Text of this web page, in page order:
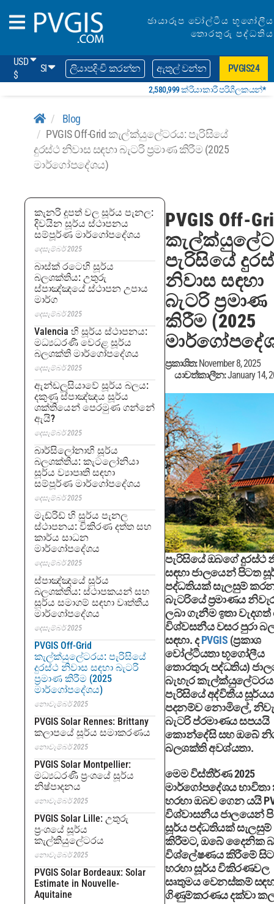
ඡායාරූප වෝල්ටීය භූගෝලීය
තොරතුරු පද්ධතිය
USD
$
SI ලියාපදිංචි කරන්න ඇතුල් වන්න PVGIS24
2,580,999 ක්රියාකාරී පරිශීලකයන්*
Blog
PVGIS Off-Grid කැල්ක්යුලේටරය: පැරිසියේ
දුරස්ථ නිවාස සඳහා බැටරි ප්‍රමාණ කිරීම (2025
මාර්ගෝපදේශය)
කැනරි දූපත් වල සූර්ය පැනල:
දිවයින සූර්ය ස්ථාපනය
සම්පූර්ණ මාර්ගෝපදේශය
දෙසැම්බර් 2025
බාස්ක් රටෙහි සූර්ය
බලශක්තිය: උතුරු
ස්පාඤ්ඤයේ ස්ථාපන උපාය
මාර්ග
දෙසැම්බර් 2025
Valencia හි සූර්ය ස්ථාපනය:
මධ්‍යධරණී වෙරළ සූර්ය
බලශක්ති මාර්ගෝපදේශය
දෙසැම්බර් 2025
ඇන්ඩලූසියාවේ සූර්ය බලය:
දකුණු ස්පාඤ්ඤය සූර්ය
ශක්තියෙන් පෙරමුණ ගන්නේ
ඇයි?
දෙසැම්බර් 2025
බාර්සිලෝනාහි සූර්ය
බලශක්තිය: කැටලෝනියා
සූර්ය ව්‍යාපෘති සඳහා
සම්පූර්ණ මාර්ගෝපදේශය
දෙසැම්බර් 2025
මැඩ්රිඩ් හි සූර්ය පැනල
ස්ථාපනය: විකිරණ දත්ත සහ
කාර්ය සාධන
මාර්ගෝපදේශය
දෙසැම්බර් 2025
ස්පාඤ්ඤයේ සූර්ය
බලශක්තිය: ස්ථාපකයන් සහ
සූර්ය සමාගම් සඳහා වෘත්තීය
මාර්ගෝපදේශය
දෙසැම්බර් 2025
PVGIS Off-Grid
කැල්ක්යුලේටරය: පැරිසියේ
දුරස්ථ නිවාස සඳහා බැටරි
ප්‍රමාණ කිරීම (2025
මාර්ගෝපදේශය)
නොවැම්බර් 2025
PVGIS Solar Rennes: Brittany
කලාපයේ සූර්ය සමාකරණය
නොවැම්බර් 2025
PVGIS Solar Montpellier:
මධ්‍යධරණී ප්‍රංශයේ සූර්ය
නිෂ්පාදනය
නොවැම්බර් 2025
PVGIS Solar Lille: උතුරු
ප්‍රංශයේ සූර්ය
කැල්කියුලේටරය
නොවැම්බර් 2025
PVGIS Solar Bordeaux: Solar
Estimate in Nouvelle-
Aquitaine
PVGIS Off-
පැරිසියේ
නිවාස සඳහා
බැටරි ප්‍රමාණ
කිරීම (2025
ප්‍රකාශිත: November 8, 2025
යාවත්කාලීන:January 14,
පැරිසියේ ඔබගේ දුරස්ථ
සඳහා ජාලයෙන් පිටත
පද්ධතියක් සැලසුම්
බැටරියේ ප්‍රමාණය
ලබා ගැනීම ඉතා වැදගත්
විශ්වසනීය වසර පුරා
සඳහා. දPVGIS (ප්‍රකාශ
වෝල්ටීයතා භූගෝලීය
තොරතුරු පද්ධතිය)
බැහැර කැල්ක්යුලේටරය
පැරිසියේ අද්විතීය
පදනම්ව නොමිලේ,
බැටරි ප්රමාණය සපයයි
කොන්දේසි සහ ඔබේ
බලශක්ති අවශ්යතා.
මෙම විස්තීර්ණ 2025
මාර්ගෝපදේශය
හරහා ඔබව ගෙන යයි
විශ්වාසනීය ජාලයෙන්
සූර්ය පද්ධතියක් සැලසුම්
කිරීමට, ඔබේ දෛනික
විශ්ලේෂණය කිරීමේ සිට
හරහා සූර්ය විකිරණවල
සෘතුමය වෙනස්කම්
ගිණුම්කරණය දක්වා